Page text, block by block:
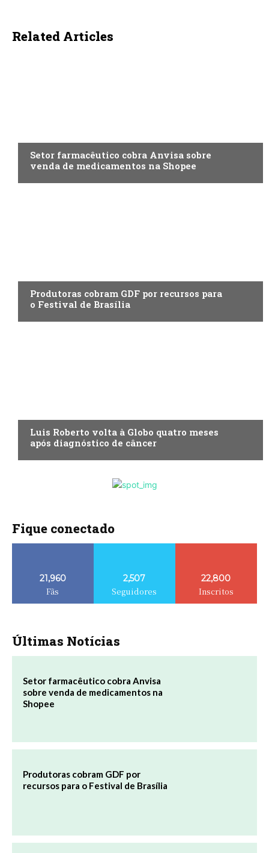
Related Articles
Setor farmacêutico cobra Anvisa sobre
venda de medicamentos na Shopee
Produtoras cobram GDF por recursos para
o Festival de Brasília
Luis Roberto volta à Globo quatro meses
após diagnóstico de câncer
Fique conectado
21,960
Fãs
2,507
Seguidores
22,800
Inscritos
Últimas Notícias
Setor farmacêutico cobra Anvisa
sobre venda de medicamentos na
Shopee
Produtoras cobram GDF por
recursos para o Festival de Brasília